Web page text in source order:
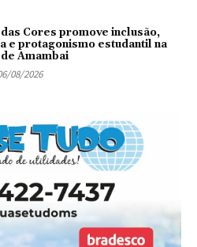
Cores promove inclusão,
e protagonismo estudantil na
de Amambai
08/2026